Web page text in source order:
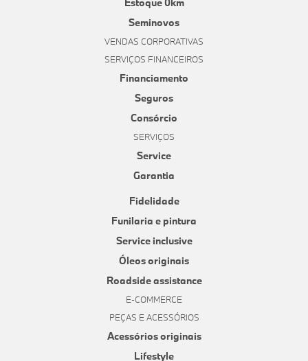
Seminovos
VENDAS CORPORATIVAS
SERVIÇOS FINANCEIROS
Financiamento
Seguros
Consórcio
SERVIÇOS
Service
Garantia
Fidelidade
Funilaria e pintura
Service inclusive
Óleos originais
Roadside assistance
E-COMMERCE
PEÇAS E ACESSÓRIOS
Acessórios originais
Lifestyle